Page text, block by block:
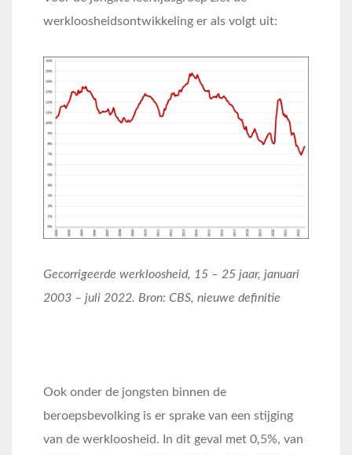
werkloosheidsontwikkeling er als volgt uit:
Gecorrigeerde werkloosheid, 15 – 25 jaar, januari
2003 – juli 2022. Bron: CBS, nieuwe definitie
Ook onder de jongsten binnen de
beroepsbevolking is er sprake van een stijging
van de werkloosheid. In dit geval met 0,5%, van